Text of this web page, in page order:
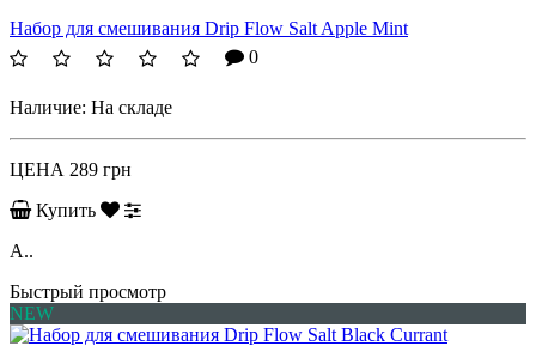
Набор для смешивания Drip Flow Salt Apple Mint
0
Наличие: На складе
ЦЕНА 289 грн
Купить
A..
Быстрый просмотр
NEW